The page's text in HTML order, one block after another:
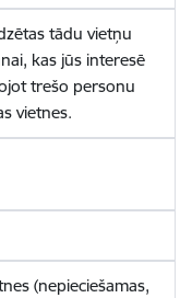
tādu vietņu
kas jūs interesē
trešo personu
vietnes.
(nepieciešamas,